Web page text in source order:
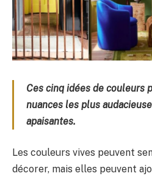
Ces cinq idées de couleurs
nuances les plus
apaisantes.
Les couleurs vives peuvent
décorer, mais elles peuvent